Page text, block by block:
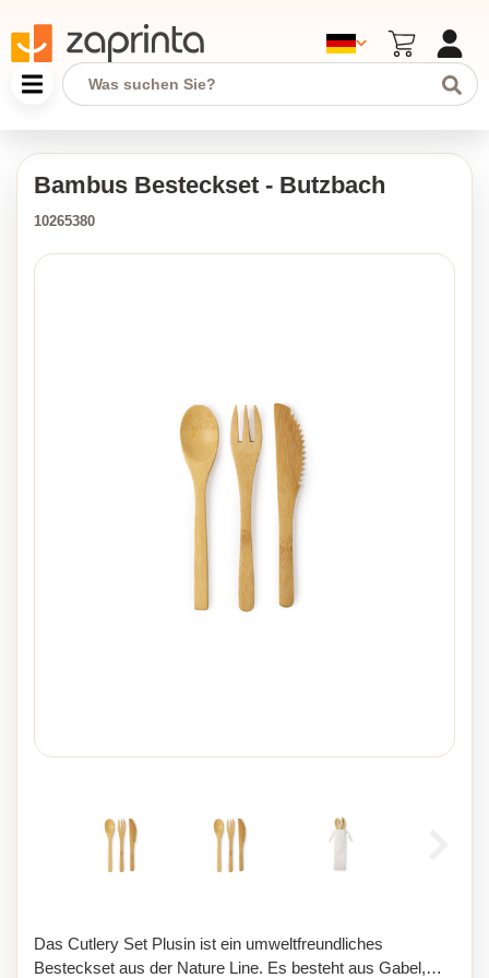
Bambus Besteckset - Butzbach
10265380
Das Cutlery Set Plusin ist ein umweltfreundliches
Besteckset aus der Nature Line. Es besteht aus Gabel,